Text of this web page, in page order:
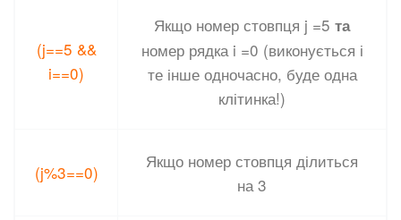
(j==5 &&
i==0)
Якщо номер стовпця j =5 та
номер рядка i =0 (виконується і
те інше одночасно, буде одна
клітинка!)
(j%3==0)
Якщо номер стовпця ділиться
на 3